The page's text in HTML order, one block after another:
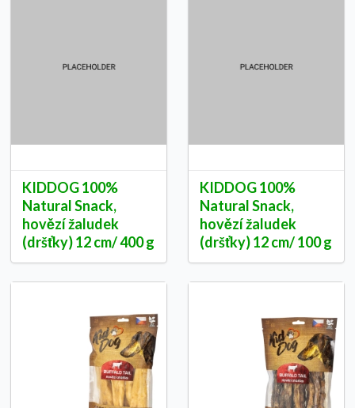
KIDDOG 100%
Natural Snack,
hovězí žaludek
(dršťky) 12 cm/ 400 g
KIDDOG 100%
Natural Snack,
hovězí žaludek
(dršťky) 12 cm/ 100 g